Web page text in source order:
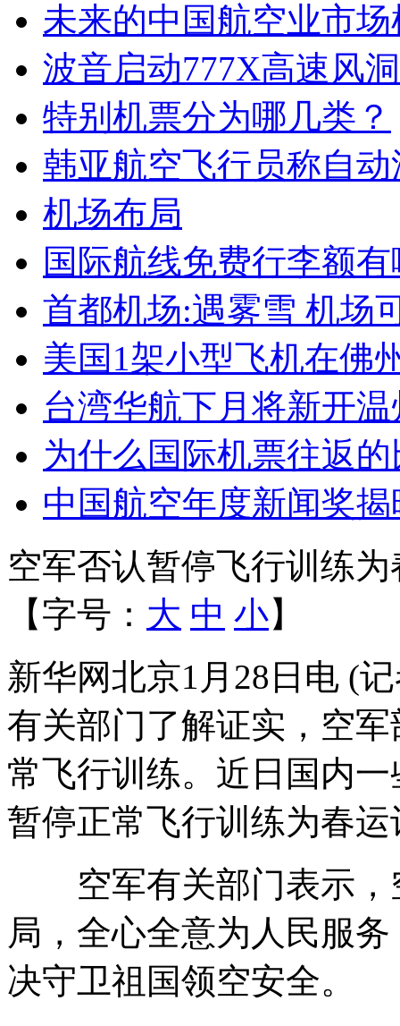
未来的中国航空业市
波音启动777X高速风
特别机票分为哪几类？
韩亚航空飞行员称自
机场布局
国际航线免费行李额
首都机场:遇雾雪 机场
美国1架小型飞机在佛
台湾华航下月将新开
为什么国际机票往返
中国航空年度新闻奖
空军否认暂停飞行训练
【字号： 大 中 小】
新华网北京1月28日电 (
有关部门了解证实，空
常飞行训练。近日国内
暂停正常飞行训练为春
空军有关部门表示，
局，全心全意为人民服
决守卫祖国领空安全。